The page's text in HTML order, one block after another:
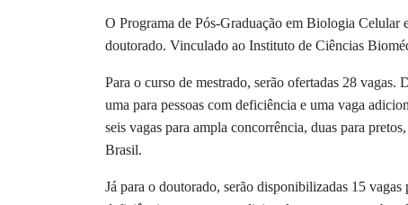
O Programa de Pós-Graduação em Biologia
doutorado. Vinculado ao Instituto de Ciências
Para o curso de mestrado, serão ofertadas 28 vagas.
uma para pessoas com deficiência e uma vaga
seis vagas para ampla concorrência, duas para
Brasil.
Já para o doutorado, serão disponibilizadas 15